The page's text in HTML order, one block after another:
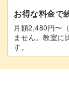
お得な料金で
月額2,480円〜
ません。教室に
す。